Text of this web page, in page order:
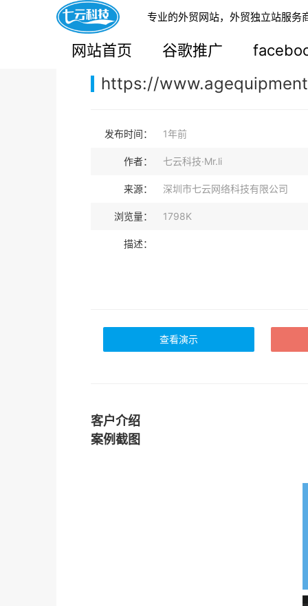
专业的外贸网站，外贸独立站服务
网站首页 谷歌推广
您的当前位置： 网站首页>案例展示>B2B外贸独
https://
发布时间： 1年前
作者： 七云科技·Mr.li
来源： 深圳市七云网络科技有限公司
浏览量： 1798K
描述：
查看演示
客户介绍
案例截图